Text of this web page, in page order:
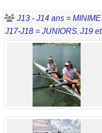
J13 - J14 ans =
J17-J18 = JUNIORS J19